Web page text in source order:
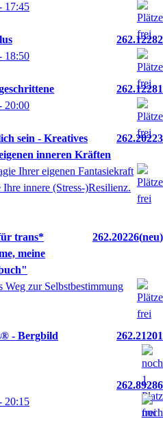
17:45
262.12282
18:50
262.12281
20:00
sein - Kreatives
inneren Kräften
262.20223
Ihrer eigenen Fantasiekraft
innere (Stress-)Resilienz.
trans*
meine
262.20226 neu
Weg zur Selbstbestimmung
- Bergbild
262.21201
262.89286
20:15